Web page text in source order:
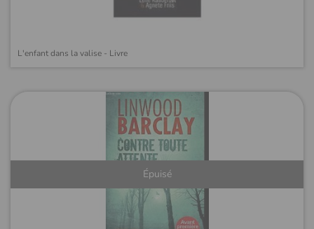
L'enfant dans la valise - Livre
Épuisé